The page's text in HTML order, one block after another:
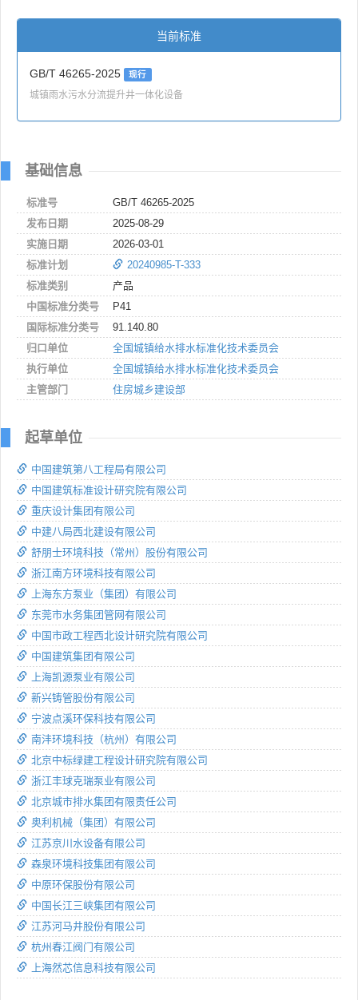
当前标准
GB/T 46265-2025 现行
城镇雨水污水分流提升井一体化设备
基础信息
标准号
GB/T 46265-2025
发布日期
2025-08-29
实施日期
2026-03-01
标准计划
20240985-T-333
标准类别
产品
中国标准分类号
P41
国际标准分类号
91.140.80
归口单位
全国城镇给水排水标准化技术委员会
执行单位
全国城镇给水排水标准化技术委员会
主管部门
住房城乡建设部
起草单位
中国建筑第八工程局有限公司
中国建筑标准设计研究院有限公司
重庆设计集团有限公司
中建八局西北建设有限公司
舒朋士环境科技（常州）股份有限公司
浙江南方环境科技有限公司
上海东方泵业（集团）有限公司
东莞市水务集团管网有限公司
中国市政工程西北设计研究院有限公司
中国建筑集团有限公司
上海凯源泵业有限公司
新兴铸管股份有限公司
宁波点溪环保科技有限公司
南沣环境科技（杭州）有限公司
北京中标绿建工程设计研究院有限公司
浙江丰球克瑞泵业有限公司
北京城市排水集团有限责任公司
奥利机械（集团）有限公司
江苏京川水设备有限公司
森泉环境科技集团有限公司
中原环保股份有限公司
中国长江三峡集团有限公司
江苏河马井股份有限公司
杭州春江阀门有限公司
上海然芯信息科技有限公司